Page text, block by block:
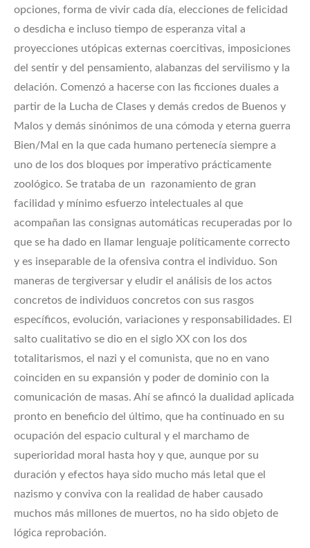
opciones, forma de vivir cada día, elecciones de felicidad
o desdicha e incluso tiempo de esperanza vital a
proyecciones utópicas externas coercitivas, imposiciones
del sentir y del pensamiento, alabanzas del servilismo y la
delación. Comenzó a hacerse con las ficciones duales a
partir de la Lucha de Clases y demás credos de Buenos y
Malos y demás sinónimos de una cómoda y eterna guerra
Bien/Mal en la que cada humano pertenecía siempre a
uno de los dos bloques por imperativo prácticamente
zoológico. Se trataba de un razonamiento de gran
facilidad y mínimo esfuerzo intelectuales al que
acompañan las consignas automáticas recuperadas por lo
que se ha dado en llamar lenguaje políticamente correcto
y es inseparable de la ofensiva contra el individuo. Son
maneras de tergiversar y eludir el análisis de los actos
concretos de individuos concretos con sus rasgos
específicos, evolución, variaciones y responsabilidades. El
salto cualitativo se dio en el siglo XX con los dos
totalitarismos, el nazi y el comunista, que no en vano
coinciden en su expansión y poder de dominio con la
comunicación de masas. Ahí se afincó la dualidad aplicada
pronto en beneficio del último, que ha continuado en su
ocupación del espacio cultural y el marchamo de
superioridad moral hasta hoy y que, aunque por su
duración y efectos haya sido mucho más letal que el
nazismo y conviva con la realidad de haber causado
muchos más millones de muertos, no ha sido objeto de
lógica reprobación.